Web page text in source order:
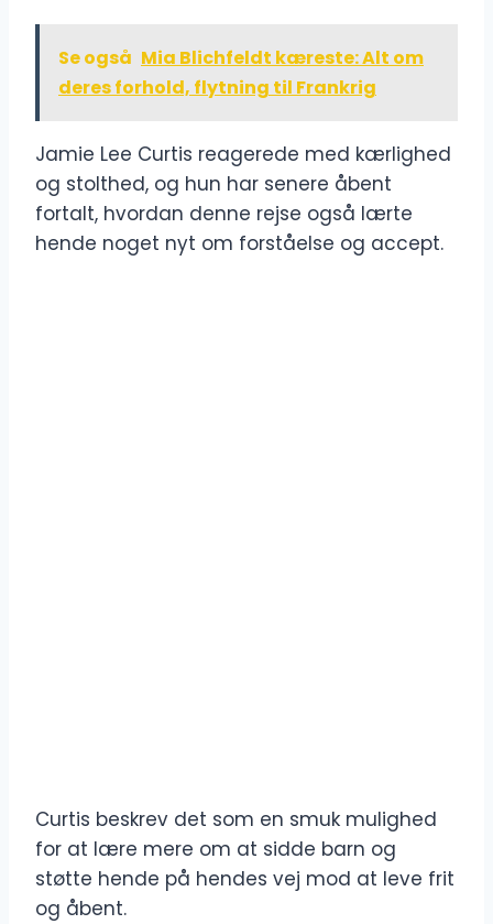
Se også Mia Blichfeldt kæreste: Alt om
deres forhold, flytning til Frankrig
Jamie Lee Curtis reagerede med kærlighed
og stolthed, og hun har senere åbent
fortalt, hvordan denne rejse også lærte
hende noget nyt om forståelse og accept.
Curtis beskrev det som en smuk mulighed
for at lære mere om at sidde barn og
støtte hende på hendes vej mod at leve frit
og åbent.